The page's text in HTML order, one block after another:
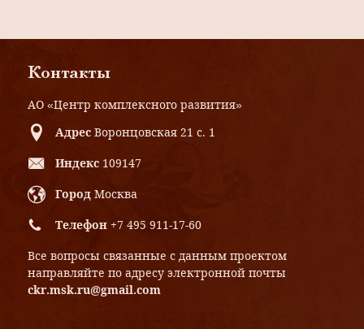
Контакты
АО «Центр комплексного развития»
Адрес Воронцовская 21 с. 1
Индекс 109147
Город Москва
Телефон +7 495 911-17-60
Все вопросы связанные с данным проектом
направляйте по адресу электронной почты
ckr.msk.ru@gmail.com